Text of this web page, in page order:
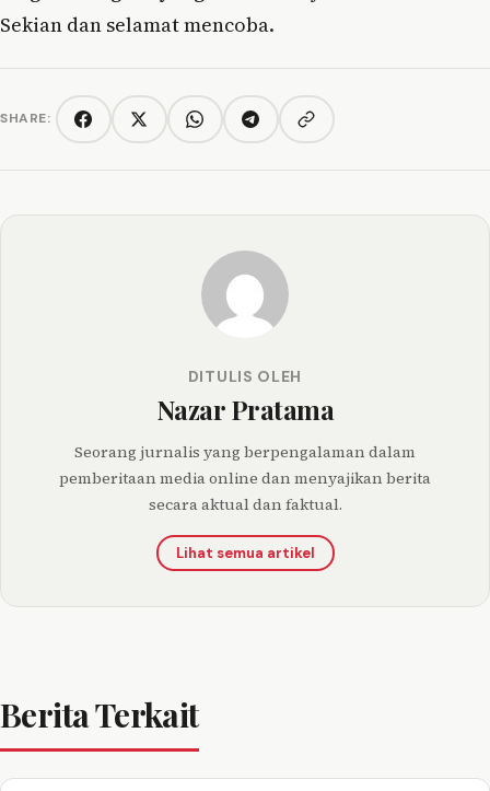
Sekian dan selamat mencoba.
SHARE: FacebookTwitter/XWhatsAppTelegramCopy link
DITULIS OLEH
Nazar Pratama
Seorang jurnalis yang berpengalaman dalam
pemberitaan media online dan menyajikan berita
secara aktual dan faktual.
Lihat semua artikel
Berita Terkait